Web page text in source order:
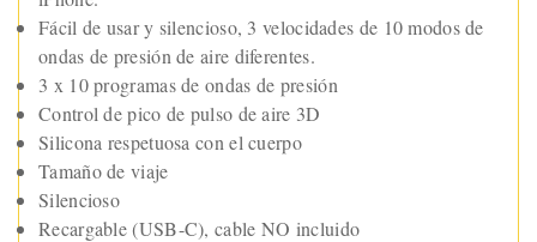
Fácil de usar y silencioso, 3 velocidades de 10 modos de
ondas de presión de aire diferentes.
3 x 10 programas de ondas de presión
Control de pico de pulso de aire 3D
Silicona respetuosa con el cuerpo
Tamaño de viaje
Silencioso
Recargable (USB-C), cable NO incluido